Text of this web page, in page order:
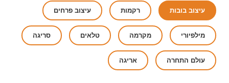
עיצוב בובות רקמות עיצוב פרחים
מילפיורי מקרמה טלאים סריגה
עולם התחרה אריגה